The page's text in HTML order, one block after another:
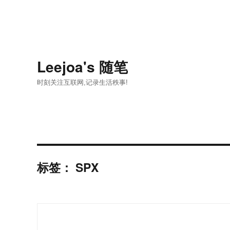
Leejoa's 随笔
时刻关注互联网,记录生活秩事!
标签： SPX